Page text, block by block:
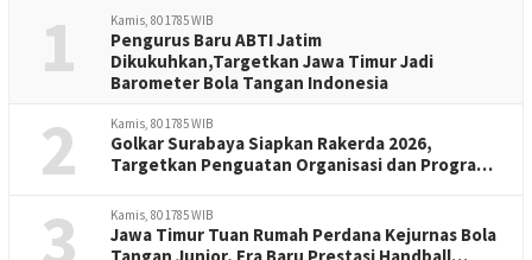
1 Kamis, 80 1785 WIB
Pengurus Baru ABTI Jatim
Dikukuhkan,Targetkan Jawa Timur Jadi
Barometer Bola Tangan Indonesia
2 Kamis, 80 1785 WIB
Golkar Surabaya Siapkan Rakerda 2026,
Targetkan Penguatan Organisasi dan Program
3 Kamis, 80 1785 WIB
Jawa Timur Tuan Rumah Perdana Kejurnas Bola